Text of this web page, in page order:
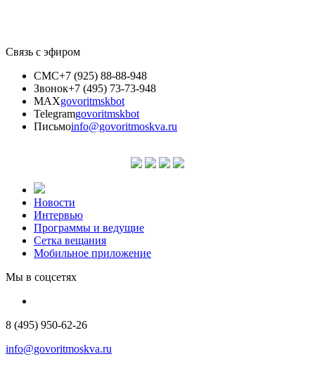
Связь с эфиром
СМС+7 (925) 88-88-948
Звонок+7 (495) 73-73-948
MAXgovoritmskbot
Telegramgovoritmskbot
Письмоinfo@govoritmoskva.ru
Новости
Интервью
Программы и ведущие
Сетка вещания
Мобильное приложение
Мы в соцсетях
8 (495) 950-62-26
info@govoritmoskva.ru